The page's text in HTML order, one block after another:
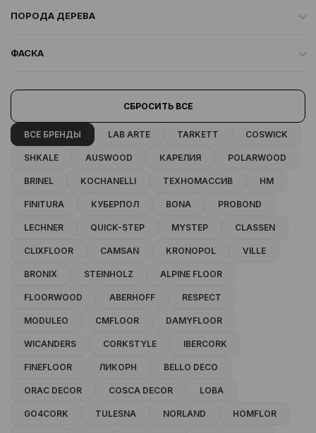
ПОРОДА ДЕРЕВА
ФАСКА
СБРОСИТЬ ВСЕ
ВСЕ БРЕНДЫ LAB ARTE TARKETT COSWICK
SHKALE AUSWOOD КАРЕЛИЯ POLARWOOD
BRINEL KOCHANELLI ТЕХНОМАССИВ HM
FINITURA КУБЕРПОЛ BONA PROBOND
LECHNER QUICK-STEP MYSTEP CLASSEN
CLIXFLOOR CAMSAN KRONOPOL VILLE
BRONIX STEINHOLZ ALPINE FLOOR
FLOORWOOD ABERHOFF RESPECT
MODULEO CMFLOOR DAMYFLOOR
WICANDERS CORKSTYLE IBERCORK
FINEFLOOR ЛИКОРН BELLO DECO
ORAC DECOR COSCA DECOR LOBA
GO4CORK TULESNA NORLAND HOMFLOR